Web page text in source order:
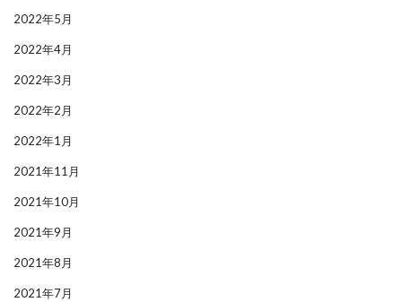
2022年5月
2022年4月
2022年3月
2022年2月
2022年1月
2021年11月
2021年10月
2021年9月
2021年8月
2021年7月